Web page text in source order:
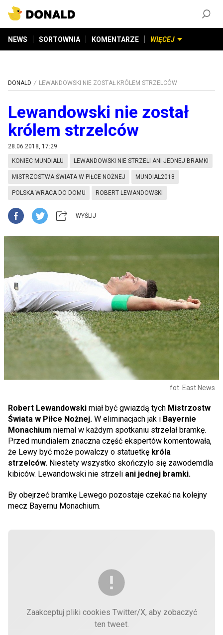
NEWS SORTOWNIA KOMENTARZE WIĘCEJ
DONALD LEWANDOWSKI NIE ZOSTAŁ KRÓLEM STRZELCÓW
Lewandowski nie został
królem strzelców
28.06.2018, 17:29
KONIEC MUNDIALU LEWANDOWSKI NIE STRZELI ANI JEDNEJ BRAMKI
MISTRZOSTWA ŚWIATA W PIŁCE NOŻNEJ MUNDIAL2018
POLSKA WRACA DO DOMU ROBERT LEWANDOWSKI
WYŚLIJ
fot. East News
Robert Lewandowski miał być gwiazdą tych Mistrzostw
Świata w Piłce Nożnej. W eliminacjach jak i Bayernie
Monachium niemal w każdym spotkaniu strzelał bramkę.
Przed mundialem znaczna część ekspertów komentowała,
że Lewy być może powalczy o statuetkę króla
strzelców. Niestety wszystko skończyło się zawodemdla
kibiców. Lewandowski nie strzeli ani jednej bramki.
By obejrzeć bramkę Lewego pozostaje czekać na kolejny
mecz Bayernu Monachium.
Zaakceptuj pliki cookies Twitter/X, aby zobaczyć
ten tweet.